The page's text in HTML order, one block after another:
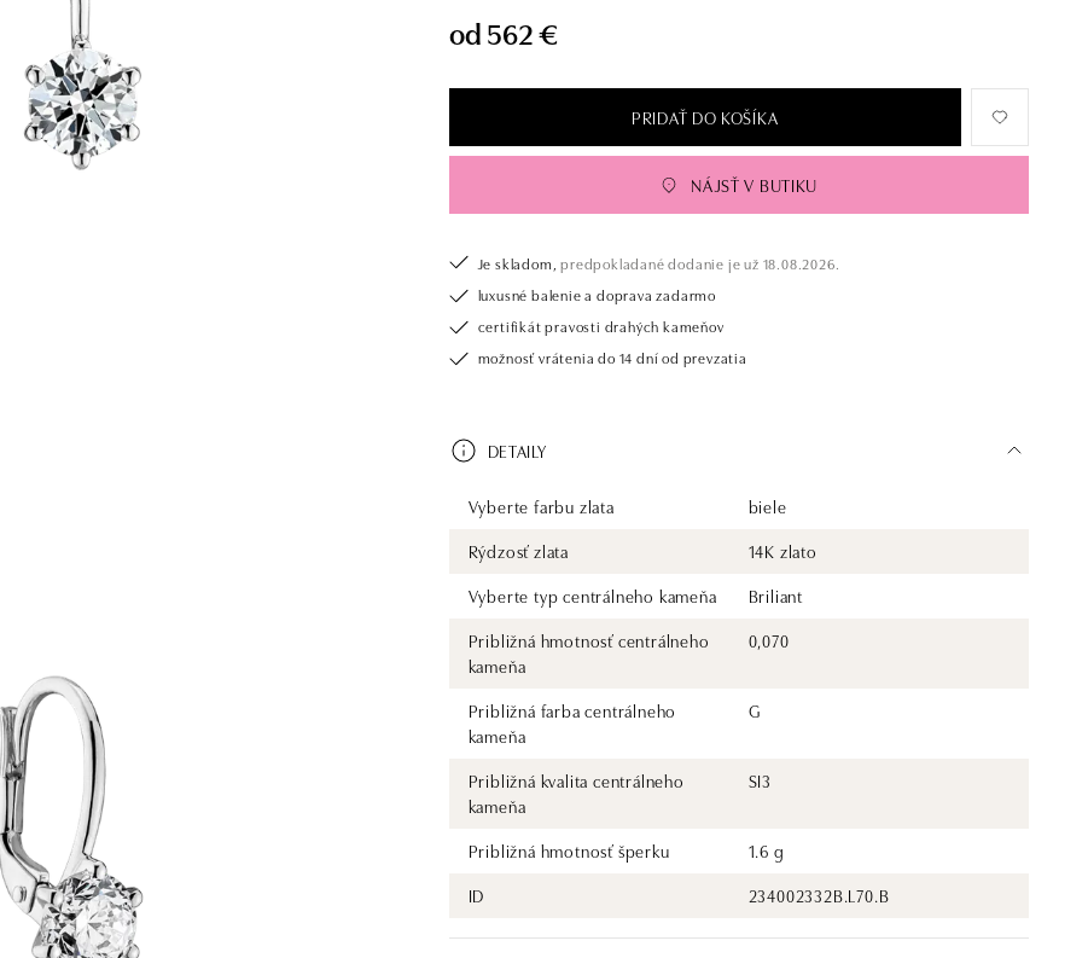
od 562 €
PRIDAŤ DO KOŠÍKA
NÁJSŤ V BUTIKU
Je skladom, predpokladané dodanie je už 18.08.2026.
luxusné balenie a doprava zadarmo
certifikát pravosti drahých kameňov
možnosť vrátenia do 14 dní od prevzatia
DETAILY
Vyberte farbu zlata
biele
Rýdzosť zlata
14K zlato
Vyberte typ centrálneho kameňa
Briliant
Približná hmotnosť centrálneho
kameňa
0,070
Približná farba centrálneho
kameňa
G
Približná kvalita centrálneho
kameňa
SI3
Približná hmotnosť šperku
1.6 g
ID
234002332B.L70.B